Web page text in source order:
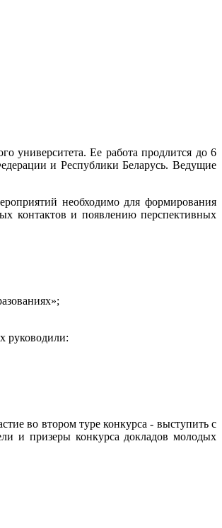
университета. Ее работа продлится до 6
и Республики Беларусь. Ведущие
необходимо для формирования
контактов и появлению перспективных
руководили:
во втором туре конкурса - выступить с
и призеры конкурса докладов молодых